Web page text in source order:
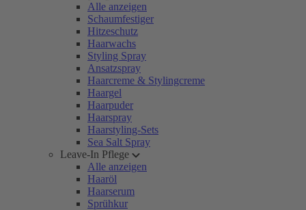
Alle anzeigen
Schaumfestiger
Hitzeschutz
Haarwachs
Styling Spray
Ansatzspray
Haarcreme & Stylingcreme
Haargel
Haarpuder
Haarspray
Haarstyling-Sets
Sea Salt Spray
Leave-In Pflege
Alle anzeigen
Haaröl
Haarserum
Sprühkur